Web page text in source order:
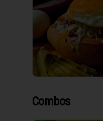
Combos